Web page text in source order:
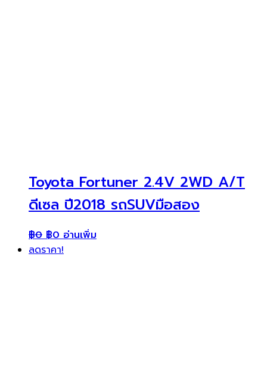
Toyota Fortuner 2.4V 2WD A/T
ดีเซล ปี2018 รถSUVมือสอง
฿0 ฿0 อ่านเพิ่ม
ลดราคา!